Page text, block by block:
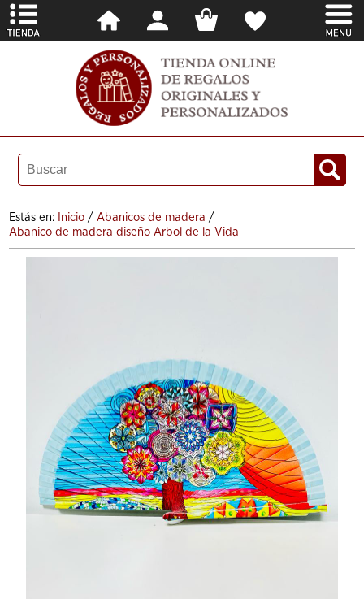
Estás en: Inicio / Abanicos de madera /
Abanico de madera diseño Arbol de la Vida